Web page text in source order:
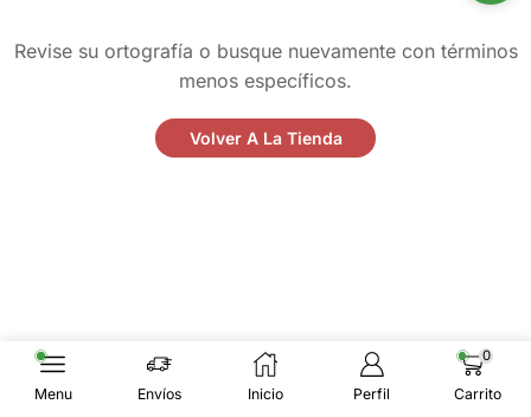
Revise su ortografía o busque nuevamente con términos
menos específicos.
Volver A La Tienda
Menu Envíos Inicio Perfil
0
Carrito